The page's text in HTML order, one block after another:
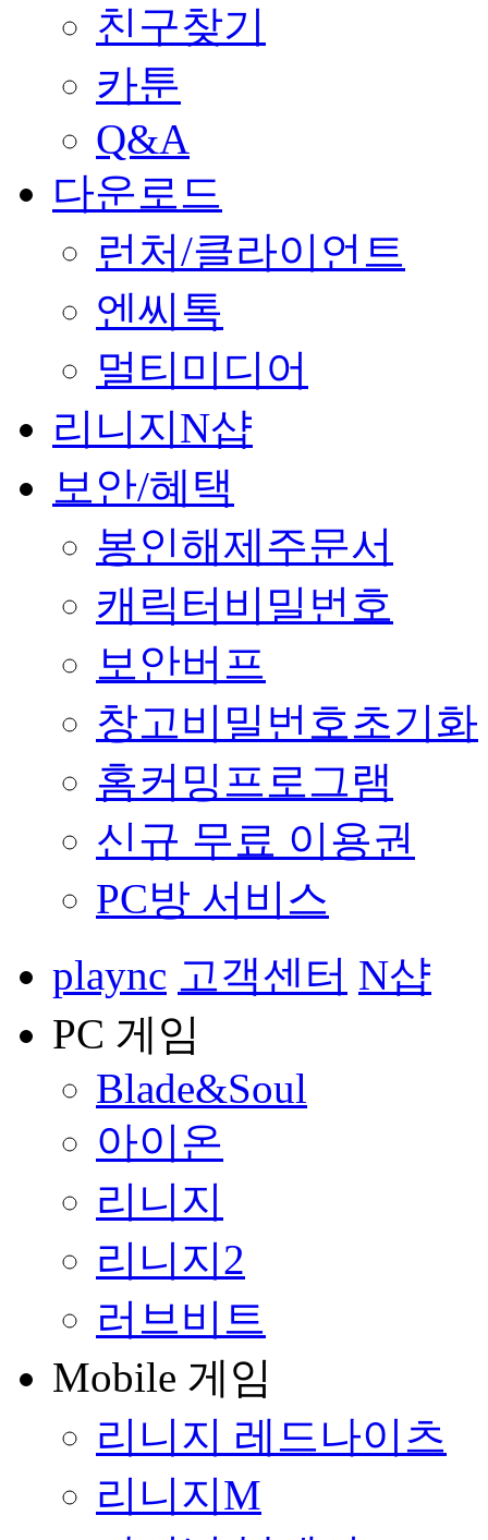
친구찾기
카툰
Q&A
다운로드
런처/클라이언트
엔씨톡
멀티미디어
리니지N샵
보안/혜택
봉인해제주문서
캐릭터비밀번호
보안버프
창고비밀번호초기화
홈커밍프로그램
신규 무료 이용권
PC방 서비스
plaync 고객센터 N샵
PC 게임
Blade&Soul
아이온
리니지
리니지2
러브비트
Mobile 게임
리니지 레드나이츠
리니지M